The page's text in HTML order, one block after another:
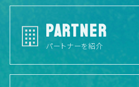
PARTNER
パートナーを紹介